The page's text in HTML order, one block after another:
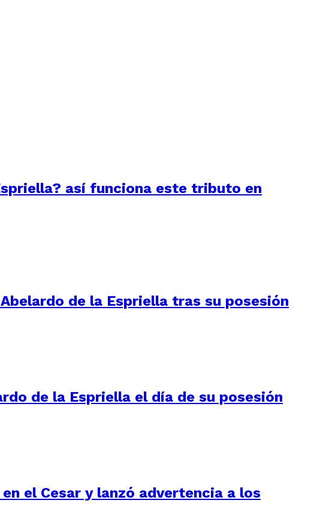
así funciona este tributo en
de la Espriella tras su posesión
de la Espriella el día de su posesión
el Cesar y lanzó advertencia a los